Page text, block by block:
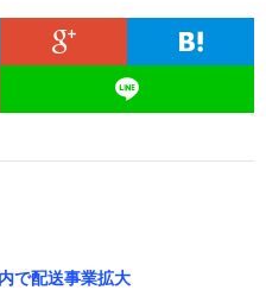
で配送事業拡大